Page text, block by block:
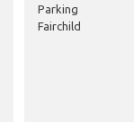
Parking
Fairchild